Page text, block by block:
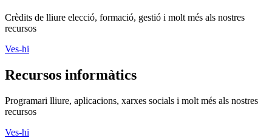
Crèdits de lliure elecció, formació, gestió i molt més als nostres
recursos
Ves-hi
Recursos informàtics
Programari lliure, aplicacions, xarxes socials i molt més als nostres
recursos
Ves-hi